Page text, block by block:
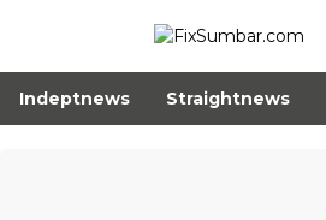
Indeptnews Straightnews